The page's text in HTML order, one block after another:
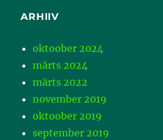
ARHIIV
oktoober 2024
märts 2024
märts 2022
november 2019
oktoober 2019
september 2019